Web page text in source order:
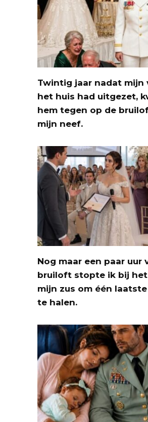
Twintig jaar nadat mijn
het huis had uitgezet,
hem tegen op de
mijn neef.
Nog maar een paar uur
bruiloft stopte ik bij het
mijn zus om één
te halen.